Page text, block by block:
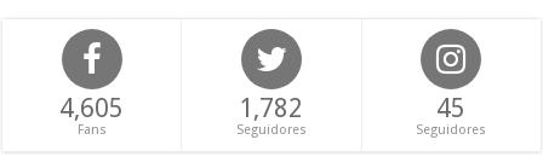
4,605
Fans
1,782
Seguidores
45
Seguidores